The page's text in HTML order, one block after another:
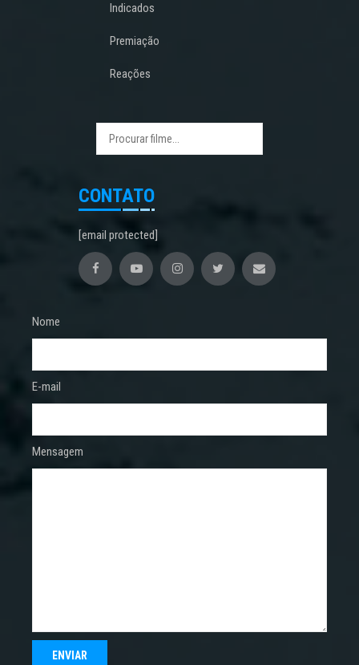
Indicados
Premiação
Reações
CONTATO
[email protected]
Nome
E-mail
Mensagem